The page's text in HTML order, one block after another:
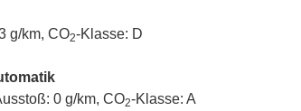
g/km, CO2-Klasse: D
0 g/km, CO2-Klasse: A